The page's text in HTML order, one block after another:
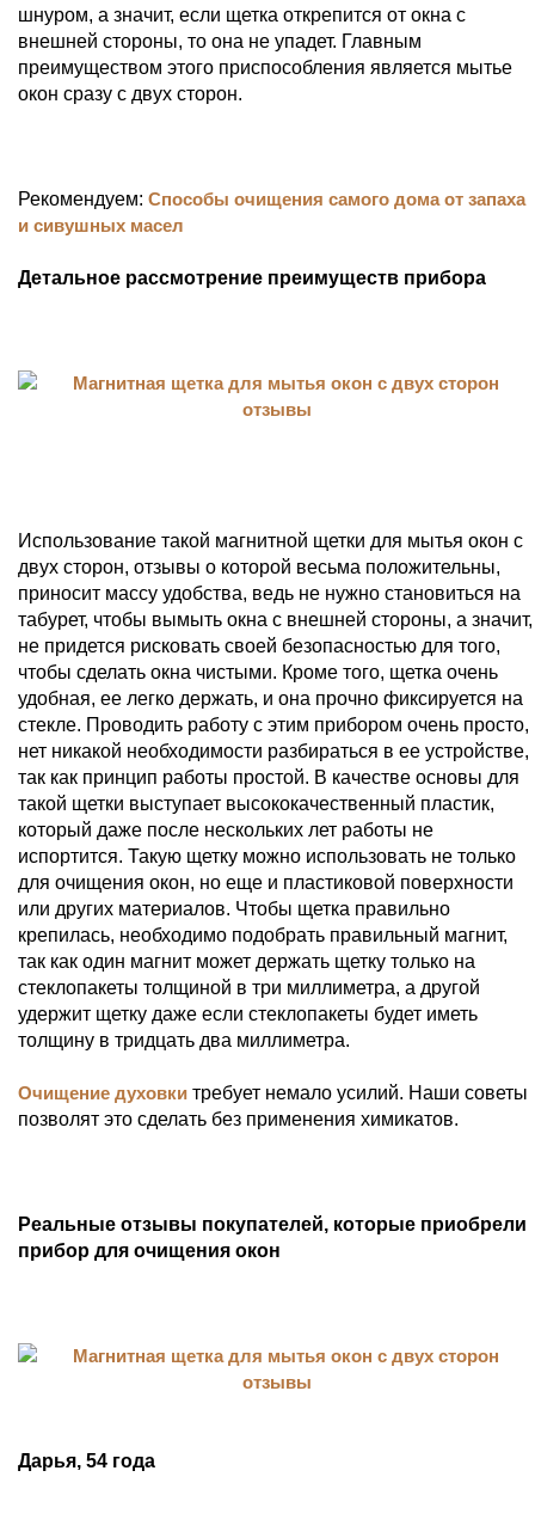
шнуром, а значит, если щетка открепится от окна с
внешней стороны, то она не упадет. Главным
преимуществом этого приспособления является мытье
окон сразу с двух сторон.
Рекомендуем: Способы очищения самого дома от запаха
и сивушных масел
Детальное рассмотрение преимуществ прибора
Использование такой магнитной щетки для мытья окон с
двух сторон, отзывы о которой весьма положительны,
приносит массу удобства, ведь не нужно становиться на
табурет, чтобы вымыть окна с внешней стороны, а значит,
не придется рисковать своей безопасностью для того,
чтобы сделать окна чистыми. Кроме того, щетка очень
удобная, ее легко держать, и она прочно фиксируется на
стекле. Проводить работу с этим прибором очень просто,
нет никакой необходимости разбираться в ее устройстве,
так как принцип работы простой. В качестве основы для
такой щетки выступает высококачественный пластик,
который даже после нескольких лет работы не
испортится. Такую щетку можно использовать не только
для очищения окон, но еще и пластиковой поверхности
или других материалов. Чтобы щетка правильно
крепилась, необходимо подобрать правильный магнит,
так как один магнит может держать щетку только на
стеклопакеты толщиной в три миллиметра, а другой
удержит щетку даже если стеклопакеты будет иметь
толщину в тридцать два миллиметра.
Очищение духовки требует немало усилий. Наши советы
позволят это сделать без применения химикатов.
Реальные отзывы покупателей, которые приобрели
прибор для очищения окон
Дарья, 54 года